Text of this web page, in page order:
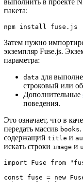
выполнить в проекте
пакета:
npm install fuse.js
Затем нужно
экземпляр Fuse.js.
параметра:
data для
строковый или
Дополнительные
поведения.
Это означает, что в
передать массив books
содержащий title и
искать строки image и
import Fuse from
const fuse = new